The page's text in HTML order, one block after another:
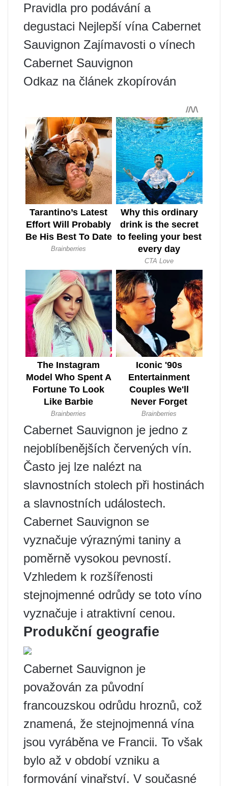
Pravidla pro podávání a
degustaci Nejlepší vína Cabernet
Sauvignon Zajímavosti o vínech
Cabernet Sauvignon
Odkaz na článek zkopírován
Cabernet Sauvignon je jedno z
nejoblíbenějších červených vín.
Často jej lze nalézt na
slavnostních stolech při hostinách
a slavnostních událostech.
Cabernet Sauvignon se
vyznačuje výraznými taniny a
poměrně vysokou pevností.
Vzhledem k rozšířenosti
stejnojmenné odrůdy se toto víno
vyznačuje i atraktivní cenou.
Produkční geografie
Cabernet Sauvignon je
považován za původní
francouzskou odrůdu hroznů, což
znamená, že stejnojmenná vína
jsou vyráběna ve Francii. To však
bylo až v období vzniku a
formování vinařství. V současné